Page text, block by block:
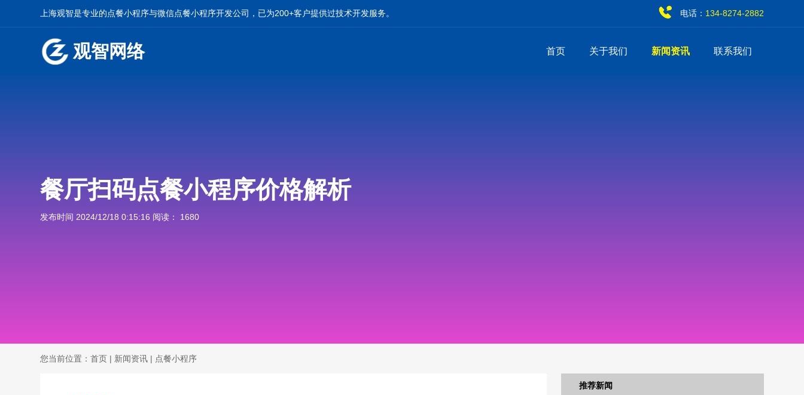
上海观智是专业的点餐小程序与微信点餐小程序开发公司，已为200+客户提供过技术开发服务。 134-8274-2882
电话：
观智网络 首页 关于我们 新闻资讯 联系我们
餐厅扫码点餐小程序价格解析
发布时间 2024/12/18 0:15:16 阅读： 1680
您当前位置：首页 | 新闻资讯 | 点餐小程序
推荐新闻